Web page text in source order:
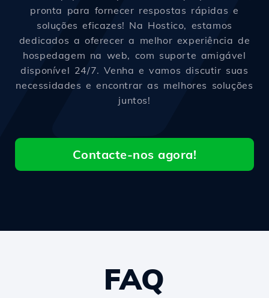
pronta para fornecer respostas rápidas e
soluções eficazes! Na Hostico, estamos
dedicados a oferecer a melhor experiência de
hospedagem na web, com suporte amigável
disponível 24/7. Venha e vamos discutir suas
necessidades e encontrar as melhores soluções
juntos!
Contacte-nos agora!
FAQ